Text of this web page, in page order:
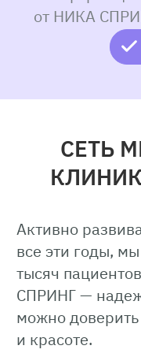
3 этап.
Стоимость
Стоимость
или
Стоимость – 15
от НИКА
СЕТЬ
Активно
все эти годы,
тысяч
СПРИНГ —
можно доверить
и красоте.